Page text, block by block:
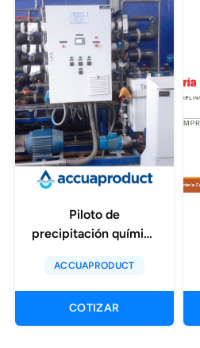
Piloto de
precipitación química
microfiltración
ACCUAPRODUCT
COTIZAR